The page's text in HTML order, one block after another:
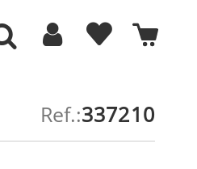
337210
Ref.: